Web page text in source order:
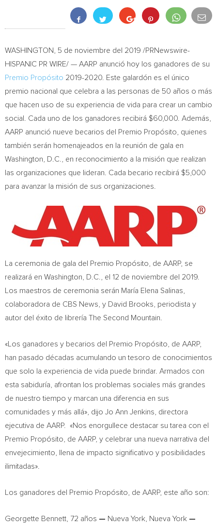
WASHINGTON
, 5 de noviembre del 2019 /PRNewswire-
HISPANIC PR WIRE/ — AARP anunció hoy los ganadores de su
Premio Propósito 2019-2020. Este galardón es el único
premio nacional que celebra a las personas de 50 años o más
que hacen uso de su experiencia de vida para crear un cambio
social. Cada uno de los ganadores recibirá $60,000 . Además,
AARP anunció nueve becarios del Premio Propósito, quienes
también serán homenajeados en la reunión de gala en
Washington, D.C.
, en reconocimiento a la misión que realizan
las organizaciones que lideran. Cada becario recibirá $5,000
para avanzar la misión de sus organizaciones.
La ceremonia de gala del Premio Propósito, de AARP, se
realizará en Washington, D.C., el 12 de noviembre del 2019.
Los maestros de ceremonia serán María Elena Salinas
colaboradora de CBS News, y David Brooks , periodista y
autor del éxito de librería The Second Mountain.
«Los ganadores y becarios del Premio Propósito, de AARP,
han pasado décadas acumulando un tesoro de conocimientos
que solo la experiencia de vida puede brindar. Armados con
esta sabiduría, afrontan los problemas sociales más grandes
de nuestro tiempo y marcan una diferencia en sus
comunidades y más allá», dijo Jo Ann Jenkins , directora
ejecutiva de AARP. «Nos enorgullece destacar su tarea con el
Premio Propósito, de AARP, y celebrar una nueva narrativa del
envejecimiento, llena de impacto significativo y posibilidades
ilimitadas».
Los ganadores del Premio Propósito, de AARP, este año son:
Georgette Bennett , 72 años — Nueva York Nueva York —